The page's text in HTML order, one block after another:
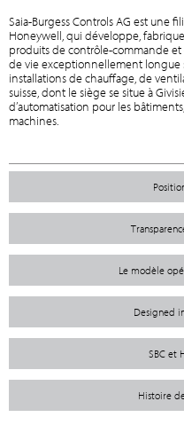
Saia-Burgess Controls AG est une
Honeywell, qui développe,
produits de contrôle-commande
de vie exceptionnellement longue
installations de chauffage, de
suisse, dont le siège se situe à
d’automatisation pour les
machines.
Le modèle
Designed
SBC et
Histoire